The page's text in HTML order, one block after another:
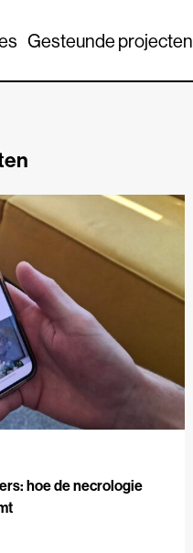
Gesteunde projecten
hoe de necrologie